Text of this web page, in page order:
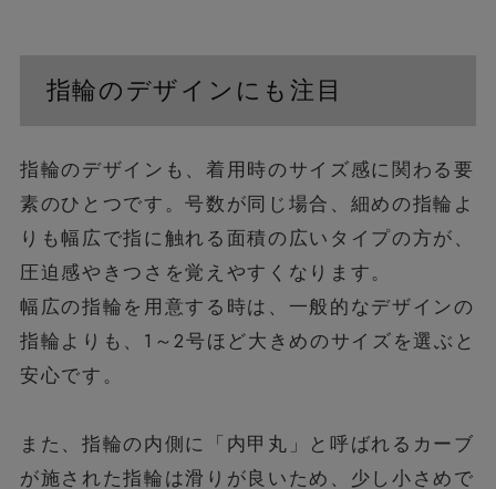
指輪のデザインにも注目
指輪のデザインも、着用時のサイズ感に関わる要
素のひとつです。号数が同じ場合、細めの指輪よ
りも幅広で指に触れる面積の広いタイプの方が、
圧迫感やきつさを覚えやすくなります。
幅広の指輪を用意する時は、一般的なデザインの
指輪よりも、1～2号ほど大きめのサイズを選ぶと
安心です。
また、指輪の内側に「内甲丸」と呼ばれるカーブ
が施された指輪は滑りが良いため、少し小さめで